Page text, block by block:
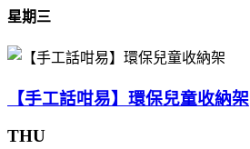
星期三
【手工話咁易】環保兒童收納架
THU